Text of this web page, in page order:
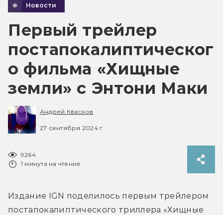
Новости
Первый трейлер
постапокалиптическог
о фильма «Хищные
земли» с Энтони Маки
Андрей Квасков
27 сентября 2024 г.
9264
1 минута на чтение
Издание IGN поделилось первым трейлером
постапокалиптического триллера «Хищные